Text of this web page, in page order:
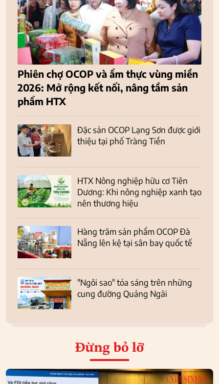
Phiên chợ OCOP và ẩm thực vùng miền
2026: Mở rộng kết nối, nâng tầm sản
phẩm HTX
Đặc sản OCOP Lạng Sơn được giới
thiệu tại phố Tràng Tiền
HTX Nông nghiệp hữu cơ Tiên
Dương: Khi nông nghiệp xanh tạo
nên thương hiệu
Hàng trăm sản phẩm OCOP Đà
Nẵng lên kệ tại sân bay quốc tế
"Ngôi sao" tỏa sáng trên những
cung đường Quảng Ngãi
Đừng bỏ lỡ